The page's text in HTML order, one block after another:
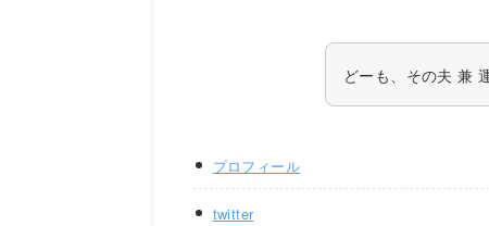
どーも、その夫 兼
プロフィール
twitter